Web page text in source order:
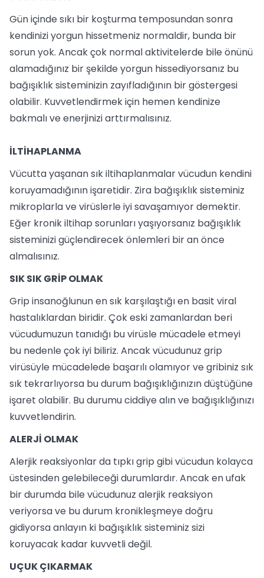
Gün içinde sıkı bir koşturma temposundan sonra
kendinizi yorgun hissetmeniz normaldir, bunda bir
sorun yok. Ancak çok normal aktivitelerde bile önünü
alamadığınız bir şekilde yorgun hissediyorsanız bu
bağışıklık sisteminizin zayıfladığının bir göstergesi
olabilir. Kuvvetlendirmek için hemen kendinize
bakmalı ve enerjinizi arttırmalısınız.
İLTİHAPLANMA
Vücutta yaşanan sık iltihaplanmalar vücudun kendini
koruyamadığının işaretidir. Zira bağışıklık sisteminiz
mikroplarla ve virüslerle iyi savaşamıyor demektir.
Eğer kronik iltihap sorunları yaşıyorsanız bağışıklık
sisteminizi güçlendirecek önlemleri bir an önce
almalısınız.
SIK SIK GRİP OLMAK
Grip insanoğlunun en sık karşılaştığı en basit viral
hastalıklardan biridir. Çok eski zamanlardan beri
vücudumuzun tanıdığı bu virüsle mücadele etmeyi
bu nedenle çok iyi biliriz. Ancak vücudunuz grip
virüsüyle mücadelede başarılı olamıyor ve gribiniz sık
sık tekrarlıyorsa bu durum bağışıklığınızın düştüğüne
işaret olabilir. Bu durumu ciddiye alın ve bağışıklığınızı
kuvvetlendirin.
ALERJİ OLMAK
Alerjik reaksiyonlar da tıpkı grip gibi vücudun kolayca
üstesinden gelebileceği durumlardır. Ancak en ufak
bir durumda bile vücudunuz alerjik reaksiyon
veriyorsa ve bu durum kronikleşmeye doğru
gidiyorsa anlayın ki bağışıklık sisteminiz sizi
koruyacak kadar kuvvetli değil.
UÇUK ÇIKARMAK